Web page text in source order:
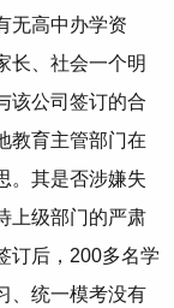
无高中办学资
长、社会一个明
该公司签订的合
教育主管部门在
。其是否涉嫌失
上级部门的严肃
订后，200多名学
、统一模考没有